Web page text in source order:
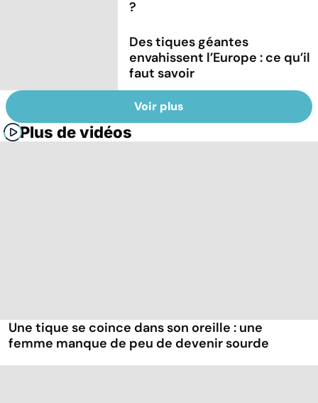
?
Des tiques géantes
envahissent l’Europe : ce qu’il
faut savoir
Voir plus
Plus de vidéos
Une tique se coince dans son oreille : une
femme manque de peu de devenir sourde